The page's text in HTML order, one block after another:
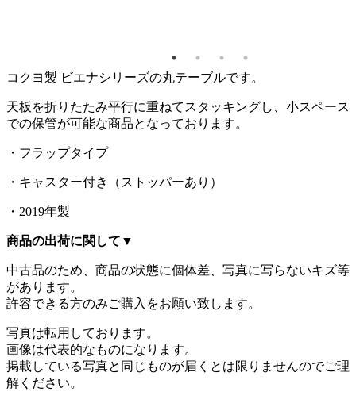
コクヨ製 ビエナシリーズの丸テーブルです。
天板を折りたたみ平行に重ねてスタッキングし、小スペース
での保管が可能な商品となっております。
・フラップタイプ
・キャスター付き（ストッパーあり）
・2019年製
商品の出荷に関して ▼
中古品のため、商品の状態に個体差、写真に写らないキズ等
があります。
許容できる方のみご購入をお願い致します。
写真は転用しております。
画像は代表的なものになります。
掲載している写真と同じものが届くとは限りませんのでご理
解ください。